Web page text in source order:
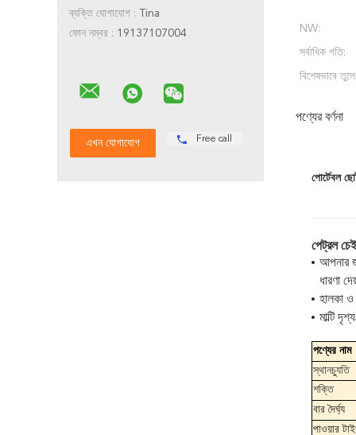
ব্যক্তি যোগাযোগ : Tina
ফোন নম্বর : 19137107004
Free call
NW:
সর্বাধিক গতি:
বিশেষভাবে
পণ্যের বর্ণনা
পোর্টেবল
পেট্রল
আপনার
ধারণা
হালকা
মাল্টি
পণ্যের নাম
স্থানচ্যুতি
শক্তি
বার দৈর্ঘ্য
পাওয়ার